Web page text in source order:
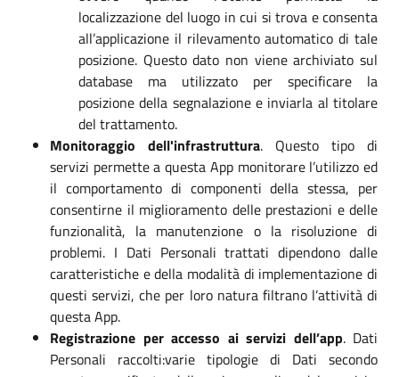
localizzazione del luogo in cui si trova e consenta
all’applicazione il rilevamento automatico di tale
posizione. Questo dato non viene archiviato sul
database ma utilizzato per specificare la
posizione della segnalazione e inviarla al titolare
del trattamento.
Monitoraggio dell'infrastruttura. Questo tipo di
servizi permette a questa App monitorare l’utilizzo ed
il comportamento di componenti della stessa, per
consentirne il miglioramento delle prestazioni e delle
funzionalità, la manutenzione o la risoluzione di
problemi. I Dati Personali trattati dipendono dalle
caratteristiche e della modalità di implementazione di
questi servizi, che per loro natura filtrano l’attività di
questa App.
Registrazione per accesso ai servizi dell’app. Dati
Personali raccolti:varie tipologie di Dati secondo